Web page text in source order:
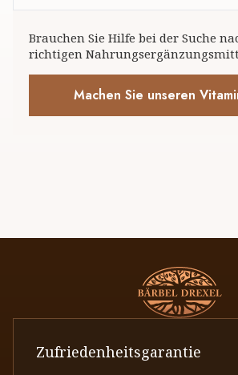
Brauchen Sie Hilfe bei der Suche
richtigen
Machen Sie unseren
Zufriedenheitsgarantie